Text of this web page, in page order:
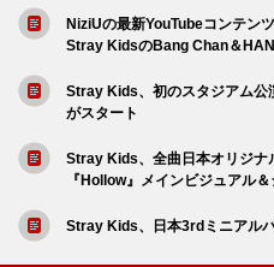
NiziUの最新YouTubeコンテン
Stray KidsのBang Chan＆
Stray Kids、初のスタジアム公
がスタート
Stray Kids、全曲日本オリジナ
『Hollow』メインビジュアル
Stray Kids、日本3rdミニアル